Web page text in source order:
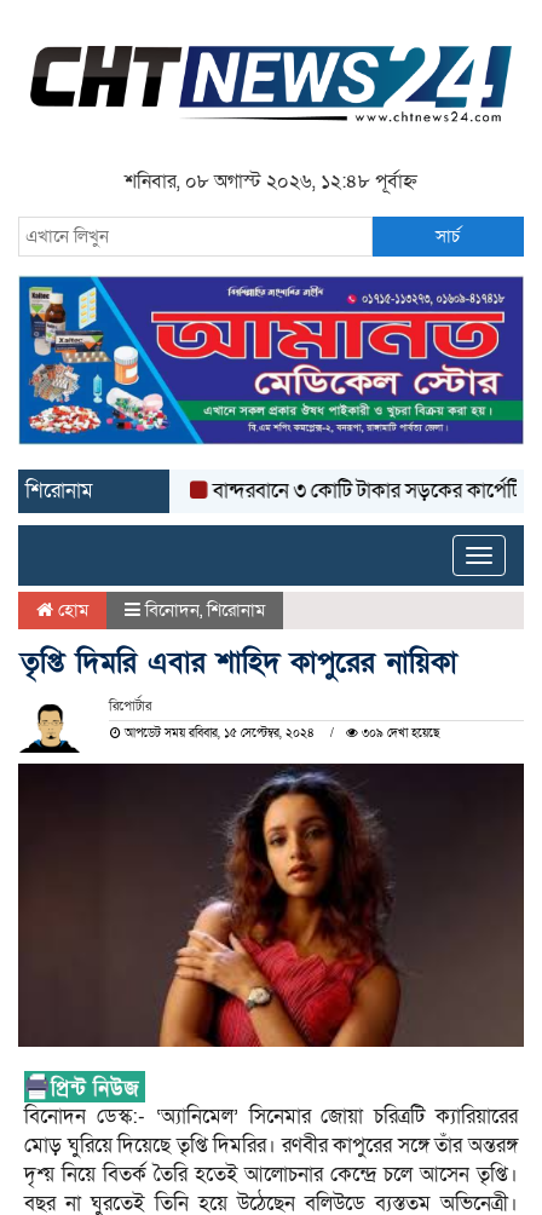
শনিবার, ০৮ অগাস্ট ২০২৬, ১২:৪৮ পূর্বাহ্ন
সার্চ
শিরোনাম বান্দরবানে ৩ কোটি টাকার সড়কের কার্পেটিং উঠে
Toggle
হোম বিনোদন,শিরোনাম
তৃপ্তি দিমরি এবার শাহিদ কাপুরের নায়িকা
রিপোর্টার
আপডেট সময় রবিবার, ১৫ সেপ্টেম্বর, ২০২৪ ৩০৯ দেখা হয়েছে
বিনোদন ডেস্ক:- ‘অ্যানিমেল’ সিনেমার জোয়া চরিত্রটি ক্যারিয়ারের
মোড় ঘুরিয়ে দিয়েছে তৃপ্তি দিমরির। রণবীর কাপুরের সঙ্গে তাঁর অন্তরঙ্গ
দৃশ্য় নিয়ে বিতর্ক তৈরি হতেই আলোচনার কেন্দ্রে চলে আসেন তৃপ্তি।
বছর না ঘুরতেই তিনি হয়ে উঠেছেন বলিউডে ব্যস্ততম অভিনেত্রী।